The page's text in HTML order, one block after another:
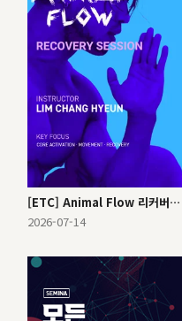
[ETC] Animal Flow 리커버리 클래스
2026-07-14